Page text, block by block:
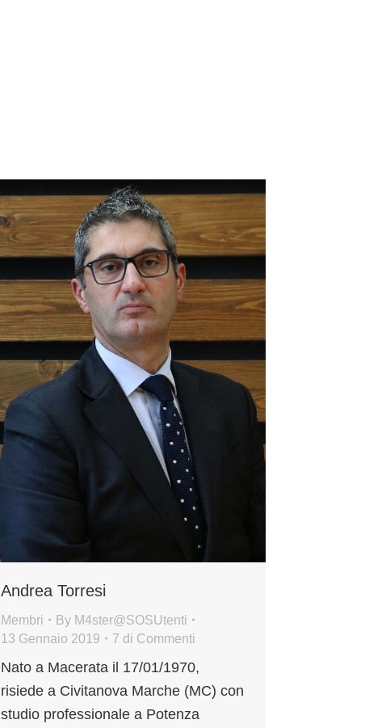
Andrea Torresi
Membri By M4ster@SOSUtenti
13 Gennaio 2019
7 di Commenti
Nato a Macerata il 17/01/1970,
risiede a Civitanova Marche (MC) con
studio professionale a Potenza